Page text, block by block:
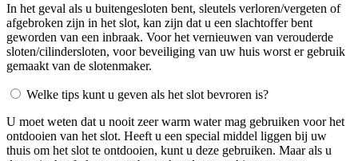
In het geval als u buitengesloten bent, sleutels verloren/vergeten of
afgebroken zijn in het slot, kan zijn dat u een slachtoffer bent
geworden van een inbraak. Voor het vernieuwen van verouderde
sloten/cilindersloten, voor beveiliging van uw huis worst er gebruik
gemaakt van de slotenmaker.
Welke tips kunt u geven als het slot bevroren is?
U moet weten dat u nooit zeer warm water mag gebruiken voor het
ontdooien van het slot. Heeft u een special middel liggen bij uw
thuis om het slot te ontdooien, kunt u deze gebruiken. Maar als u